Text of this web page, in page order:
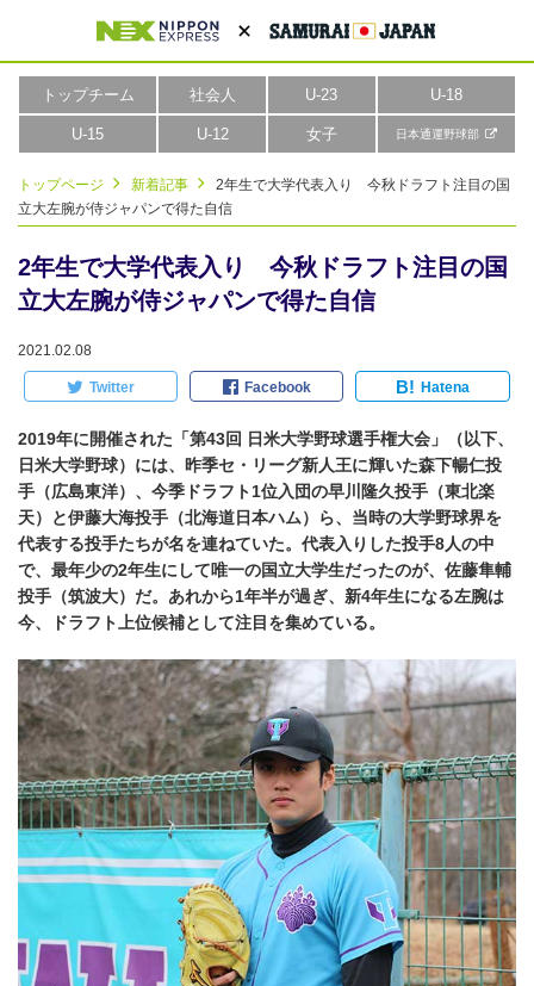
トップチーム 社会人 U-23 U-18
U-15 U-12 女子 日本通運野球部
トップページ 新着記事
2年生で大学代表入り 今秋ドラフト注目の国
立大左腕が侍ジャパンで得た自信
2年生で大学代表入り 今秋ドラフト注目の国
立大左腕が侍ジャパンで得た自信
2021.02.08
Twitter Facebook B! Hatena
2019年に開催された「第43回 日米大学野球選手権大会」（以下、
日米大学野球）には、昨季セ・リーグ新人王に輝いた森下暢仁投
手（広島東洋）、今季ドラフト1位入団の早川隆久投手（東北楽
天）と伊藤大海投手（北海道日本ハム）ら、当時の大学野球界を
代表する投手たちが名を連ねていた。代表入りした投手8人の中
で、最年少の2年生にして唯一の国立大学生だったのが、佐藤隼輔
投手（筑波大）だ。あれから1年半が過ぎ、新4年生になる左腕は
今、ドラフト上位候補として注目を集めている。